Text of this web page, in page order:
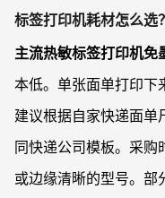
标签打印机耗材怎么选
主流热敏标签打印机免
本低。单张面单打印下
建议根据自家快递面单
同快递公司模板。采购
或边缘清晰的型号。部